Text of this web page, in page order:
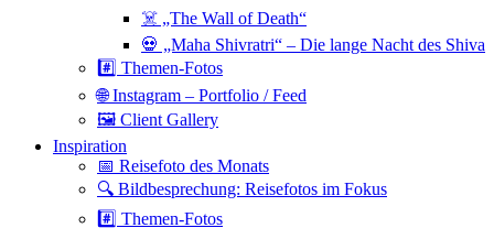
☠️ „The Wall of Death“
💀 „Maha Shivratri“ – Die lange Nacht des Shiva
#️⃣ Themen-Fotos
🌐 Instagram – Portfolio / Feed
🖼 Client Gallery
Inspiration
📅 Reisefoto des Monats
🔍 Bildbesprechung: Reisefotos im Fokus
#️⃣ Themen-Fotos